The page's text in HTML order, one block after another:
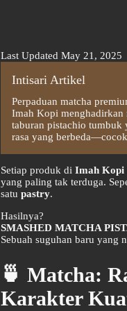
Last Updated May 21, 2025
Intisari Artikel
Perpaduan matcha
Imah Kopi menghadirkan
taburan pistachio tumbuk
rasa yang
Setiap produk di Imah Kopi
yang paling tak terduga.
satu pastry.
Hasilnya?
SMASHED MATCHA
Sebuah suguhan baru yang
🍵 Matcha:
Karakter